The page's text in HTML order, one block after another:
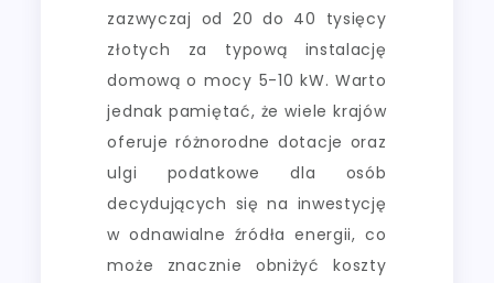
zazwyczaj od 20 do 40 tysięcy
złotych za typową instalację
domową o mocy 5-10 kW. Warto
jednak pamiętać, że wiele krajów
oferuje różnorodne dotacje oraz
ulgi podatkowe dla osób
decydujących się na inwestycję
w odnawialne źródła energii, co
może znacznie obniżyć koszty